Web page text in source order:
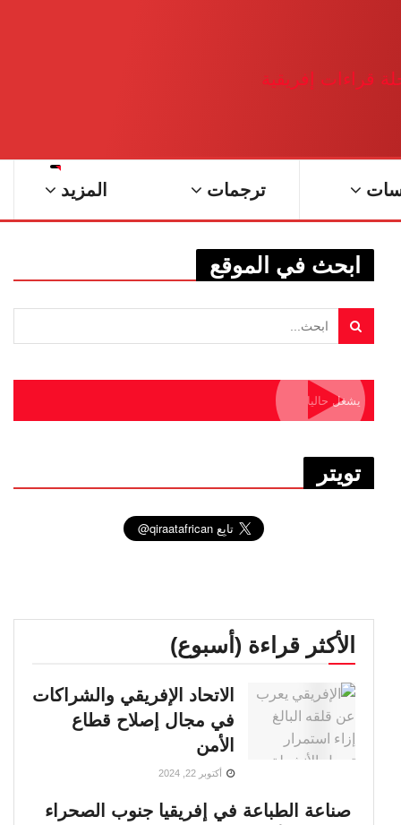
ترجمات المزيد
ابحث في الموقع
يشغل حاليا
تويتر
الأكثر قراءة (أسبوع)
الاتحاد الإفريقي والشراكات
في مجال إصلاح قطاع
الأمن
أكتوبر 22, 2024
صناعة الطباعة في إفريقيا جنوب الصحراء